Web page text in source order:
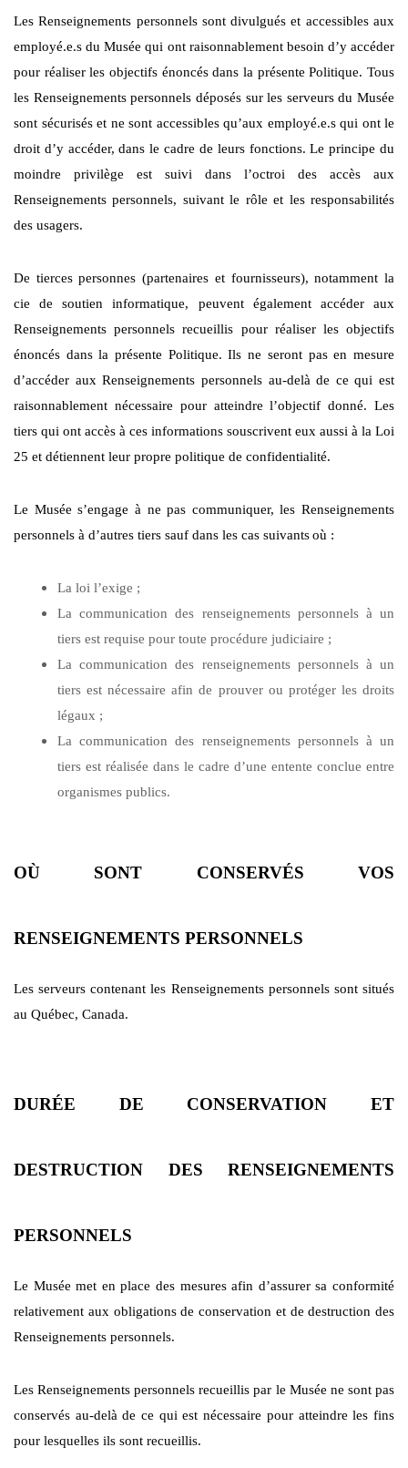
Les Renseignements personnels sont divulgués et accessibles aux
employé.e.s du Musée qui ont raisonnablement besoin d’y accéder
pour réaliser les objectifs énoncés dans la présente Politique. Tous
les Renseignements personnels déposés sur les serveurs du Musée
sont sécurisés et ne sont accessibles qu’aux employé.e.s qui ont le
droit d’y accéder, dans le cadre de leurs fonctions. Le principe du
moindre privilège est suivi dans l’octroi des accès aux
Renseignements personnels, suivant le rôle et les responsabilités
des usagers.
De tierces personnes (partenaires et fournisseurs), notamment la
cie de soutien informatique, peuvent également accéder aux
Renseignements personnels recueillis pour réaliser les objectifs
énoncés dans la présente Politique. Ils ne seront pas en mesure
d’accéder aux Renseignements personnels au-delà de ce qui est
raisonnablement nécessaire pour atteindre l’objectif donné. Les
tiers qui ont accès à ces informations souscrivent eux aussi à la Loi
25 et détiennent leur propre politique de confidentialité.
Le Musée s’engage à ne pas communiquer, les Renseignements
personnels à d’autres tiers sauf dans les cas suivantsoù :
La loi l’exige ;
La communication des renseignements personnels à un
tiers est requise pour toute procédure judiciaire ;
La communication des renseignements personnels à un
tiers est nécessaire afin de prouver ou protéger les droits
légaux ;
La communication des renseignements personnels à un
tiers est réalisée dans le cadre d’une entente conclue entre
organismes publics.
OÙ SONT CONSERVÉS VOS
RENSEIGNEMENTS PERSONNELS
Les serveurs contenant les Renseignements personnels sont situés
au Québec, Canada.
DURÉE DE CONSERVATION ET
DESTRUCTION DES RENSEIGNEMENTS
PERSONNELS
Le Musée met en place des mesures afin d’assurer sa conformité
relativement aux obligations de conservation et de destruction des
Renseignements personnels.
Les Renseignements personnels recueillis par le Musée ne sont pas
conservés au-delà de ce qui est nécessaire pour atteindre les fins
pour lesquelles ils sont recueillis.